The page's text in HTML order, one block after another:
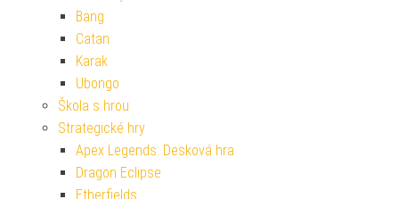
Bang
Catan
Karak
Ubongo
Škola s hrou
Strategické hry
Apex Legends: Desková hra
Dragon Eclipse
Etherfields